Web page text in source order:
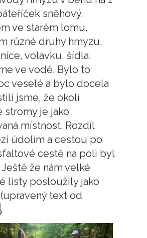
sněhový.
ve starém lomu.
různé druhy hmyzu,
volavku, šídla.
ve vodě. Bylo to
veselé a bylo docela
jsme, že okolí
stromy je jako
místnost. Rozdíl
údolím a cestou po
cestě na poli byl
že nám velké
listy posloužily jako
text od